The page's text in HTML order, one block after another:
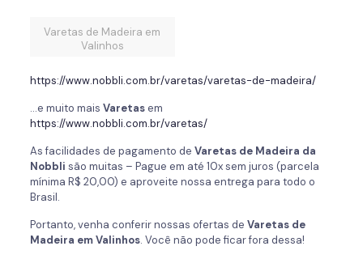
Varetas de Madeira em
Valinhos
https://www.nobbli.com.br/varetas/varetas-de-madeira/
…e muito mais Varetasem
https://www.nobbli.com.br/varetas/
As facilidades de pagamento de Varetas de Madeira da
Nobbli são muitas – Pague em até 10x sem juros (parcela
mínima R$ 20,00) e aproveite nossa entrega para todo o
Brasil.
Portanto, venha conferir nossas ofertas de Varetas de
Madeira em Valinhos. Você não pode ficar fora dessa!